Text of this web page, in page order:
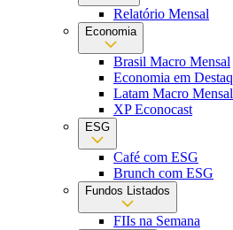
Relatório Mensal
Economia
Brasil Macro Mensal
Economia em
Latam Macro Mensal
XP Econocast
ESG
Café com ESG
Brunch com ESG
Fundos Listados
FIIs na Semana